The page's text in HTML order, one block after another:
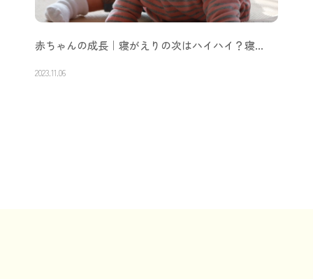
赤ちゃんの成長｜寝がえりの次はハイハイ？寝…
2023.11.06